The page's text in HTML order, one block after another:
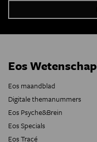
Eos Wetenschap
Eos maandblad
Digitale themanummers
Eos Psyche&Brein
Eos Specials
Eos Tracé